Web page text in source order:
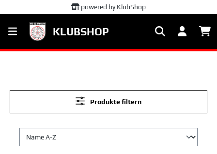
powered by KlubShop
KLUBSHOP
Produkte filtern